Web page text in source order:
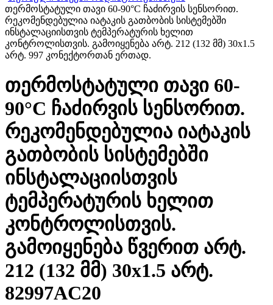
თერმოსტატული თავი 60-90°C ჩაძირვის სენსორით.
რეკომენდებულია იატაკის გათბობის სისტემებში
ინსტალაციისთვის ტემპერატურის ხელით
კონტროლისთვის. გამოიყენება არტ. 212 (132 მმ) 30x1.5
არტ. 997 კონექტორთან ერთად.
თერმოსტატული თავი 60-
90°C ჩაძირვის სენსორით.
რეკომენდებულია იატაკის
გათბობის სისტემებში
ინსტალაციისთვის
ტემპერატურის ხელით
კონტროლისთვის.
გამოიყენება წვერით არტ.
212 (132 მმ) 30x1.5 არტ.
82997AC20